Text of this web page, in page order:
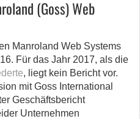
(Goss) Web
Manroland Web Systems
Für das Jahr 2017, als die
, liegt kein Bericht vor.
mit Goss International
Geschäftsbericht
Unternehmen